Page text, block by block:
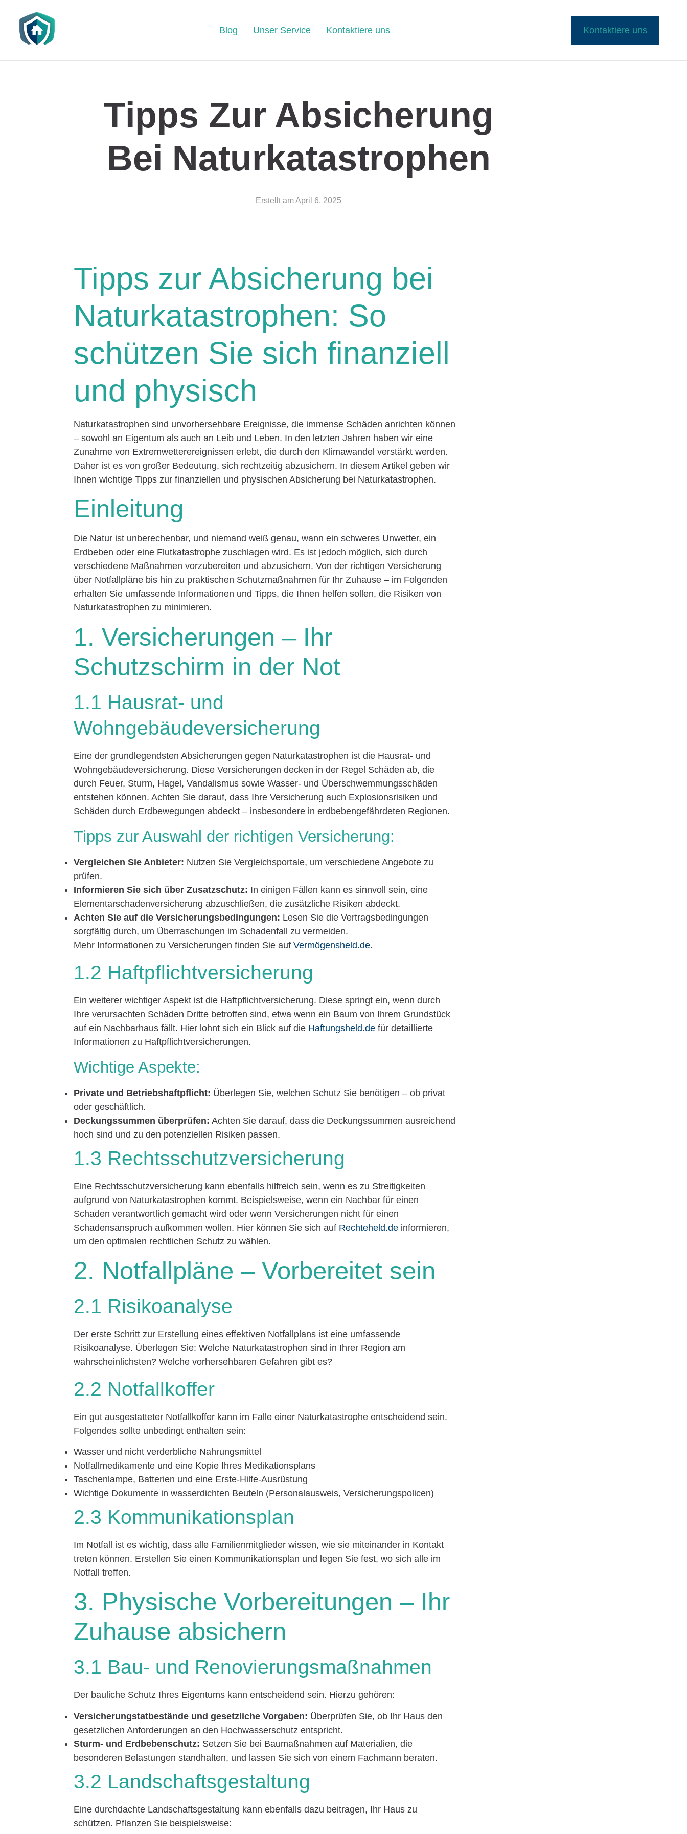
Blog Unser Service Kontaktiere uns Kontaktiere uns
Tipps Zur Absicherung
Bei Naturkatastrophen
Erstellt amApril 6, 2025
Tipps zur Absicherung bei
Naturkatastrophen: So
schützen Sie sich finanziell
und physisch
Naturkatastrophen sind unvorhersehbare Ereignisse, die immense Schäden anrichten können
– sowohl an Eigentum als auch an Leib und Leben. In den letzten Jahren haben wir eine
Zunahme von Extremwetterereignissen erlebt, die durch den Klimawandel verstärkt werden.
Daher ist es von großer Bedeutung, sich rechtzeitig abzusichern. In diesem Artikel geben wir
Ihnen wichtige Tipps zur finanziellen und physischen Absicherung bei Naturkatastrophen.
Einleitung
Die Natur ist unberechenbar, und niemand weiß genau, wann ein schweres Unwetter, ein
Erdbeben oder eine Flutkatastrophe zuschlagen wird. Es ist jedoch möglich, sich durch
verschiedene Maßnahmen vorzubereiten und abzusichern. Von der richtigen Versicherung
über Notfallpläne bis hin zu praktischen Schutzmaßnahmen für Ihr Zuhause – im Folgenden
erhalten Sie umfassende Informationen und Tipps, die Ihnen helfen sollen, die Risiken von
Naturkatastrophen zu minimieren.
1. Versicherungen – Ihr
Schutzschirm in der Not
1.1 Hausrat- und
Wohngebäudeversicherung
Eine der grundlegendsten Absicherungen gegen Naturkatastrophen ist die Hausrat- und
Wohngebäudeversicherung. Diese Versicherungen decken in der Regel Schäden ab, die
durch Feuer, Sturm, Hagel, Vandalismus sowie Wasser- und Überschwemmungsschäden
entstehen können. Achten Sie darauf, dass Ihre Versicherung auch Explosionsrisiken und
Schäden durch Erdbewegungen abdeckt – insbesondere in erdbebengefährdeten Regionen.
Tipps zur Auswahl der richtigen Versicherung:
Vergleichen Sie Anbieter: Nutzen Sie Vergleichsportale, um verschiedene Angebote zu
prüfen.
Informieren Sie sich über Zusatzschutz: In einigen Fällen kann es sinnvoll sein, eine
Elementarschadenversicherung abzuschließen, die zusätzliche Risiken abdeckt.
Achten Sie auf die Versicherungsbedingungen: Lesen Sie die Vertragsbedingungen
sorgfältig durch, um Überraschungen im Schadenfall zu vermeiden.
Mehr Informationen zu Versicherungen finden Sie aufVermögensheld.de.
1.2 Haftpflichtversicherung
Ein weiterer wichtiger Aspekt ist die Haftpflichtversicherung. Diese springt ein, wenn durch
Ihre verursachten Schäden Dritte betroffen sind, etwa wenn ein Baum von Ihrem Grundstück
auf ein Nachbarhaus fällt. Hier lohnt sich ein Blick auf die Haftungsheld.de für detaillierte
Informationen zu Haftpflichtversicherungen.
Wichtige Aspekte:
Private und Betriebshaftpflicht: Überlegen Sie, welchen Schutz Sie benötigen – ob privat
oder geschäftlich.
Deckungssummen überprüfen: Achten Sie darauf, dass die Deckungssummen ausreichend
hoch sind und zu den potenziellen Risiken passen.
1.3 Rechtsschutzversicherung
Eine Rechtsschutzversicherung kann ebenfalls hilfreich sein, wenn es zu Streitigkeiten
aufgrund von Naturkatastrophen kommt. Beispielsweise, wenn ein Nachbar für einen
Schaden verantwortlich gemacht wird oder wenn Versicherungen nicht für einen
Schadensanspruch aufkommen wollen. Hier können Sie sich auf Rechteheld.de informieren,
um den optimalen rechtlichen Schutz zu wählen.
2. Notfallpläne – Vorbereitet sein
2.1 Risikoanalyse
Der erste Schritt zur Erstellung eines effektiven Notfallplans ist eine umfassende
Risikoanalyse. Überlegen Sie: Welche Naturkatastrophen sind in Ihrer Region am
wahrscheinlichsten? Welche vorhersehbaren Gefahren gibt es?
2.2 Notfallkoffer
Ein gut ausgestatteter Notfallkoffer kann im Falle einer Naturkatastrophe entscheidend sein.
Folgendes sollte unbedingt enthalten sein:
Wasser und nicht verderbliche Nahrungsmittel
Notfallmedikamente und eine Kopie Ihres Medikationsplans
Taschenlampe, Batterien und eine Erste-Hilfe-Ausrüstung
Wichtige Dokumente in wasserdichten Beuteln (Personalausweis, Versicherungspolicen)
2.3 Kommunikationsplan
Im Notfall ist es wichtig, dass alle Familienmitglieder wissen, wie sie miteinander in Kontakt
treten können. Erstellen Sie einen Kommunikationsplan und legen Sie fest, wo sich alle im
Notfall treffen.
3. Physische Vorbereitungen – Ihr
Zuhause absichern
3.1 Bau- und Renovierungsmaßnahmen
Der bauliche Schutz Ihres Eigentums kann entscheidend sein. Hierzu gehören:
Versicherungstatbestände und gesetzliche Vorgaben: Überprüfen Sie, ob Ihr Haus den
gesetzlichen Anforderungen an den Hochwasserschutz entspricht.
Sturm- und Erdbebenschutz: Setzen Sie bei Baumaßnahmen auf Materialien, die
besonderen Belastungen standhalten, und lassen Sie sich von einem Fachmann beraten.
3.2 Landschaftsgestaltung
Eine durchdachte Landschaftsgestaltung kann ebenfalls dazu beitragen, Ihr Haus zu
schützen. Pflanzen Sie beispielsweise: